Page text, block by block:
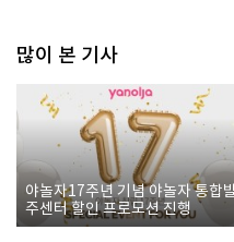
많이 본 기사
야놀자17주년 기념 야놀자 통합
주센터 할인 프로모션 진행